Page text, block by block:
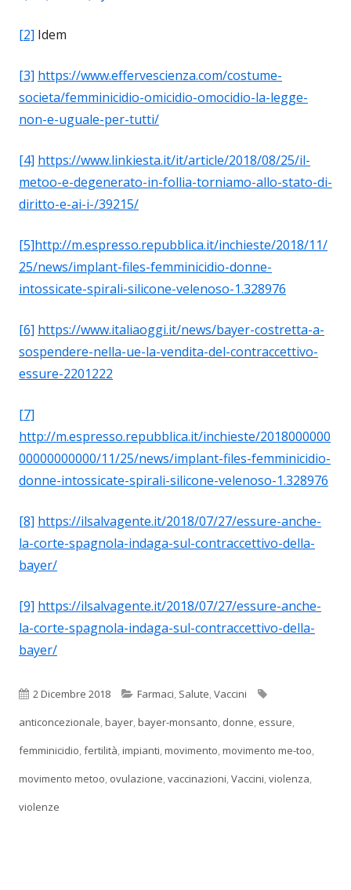
[2] Idem
[3] https://www.effervescienza.com/costume-
societa/femminicidio-omicidio-omocidio-la-legge-
non-e-uguale-per-tutti/
[4] https://www.linkiesta.it/it/article/2018/08/25/il-
metoo-e-degenerato-in-follia-torniamo-allo-stato-di-
diritto-e-ai-i-/39215/
[5]http://m.espresso.repubblica.it/inchieste/2018/11/
25/news/implant-files-femminicidio-donne-
intossicate-spirali-silicone-velenoso-1.328976
[6] https://www.italiaoggi.it/news/bayer-costretta-a-
sospendere-nella-ue-la-vendita-del-contraccettivo-
essure-2201222
[7]
http://m.espresso.repubblica.it/inchieste/2018000000
00000000000/11/25/news/implant-files-femminicidio-
donne-intossicate-spirali-silicone-velenoso-1.328976
[8] https://ilsalvagente.it/2018/07/27/essure-anche-
la-corte-spagnola-indaga-sul-contraccettivo-della-
bayer/
[9] https://ilsalvagente.it/2018/07/27/essure-anche-
la-corte-spagnola-indaga-sul-contraccettivo-della-
bayer/
Pubblicato
2 Dicembre 2018 Categorie
Farmaci, Salute,Vaccini
anticoncezionale,bayer,bayer-monsanto, donne, essure,
femminicidio,fertilità,impianti,movimento,movimento me-too,
movimento metoo, ovulazione,vaccinazioni,Vaccini,violenza,
violenze